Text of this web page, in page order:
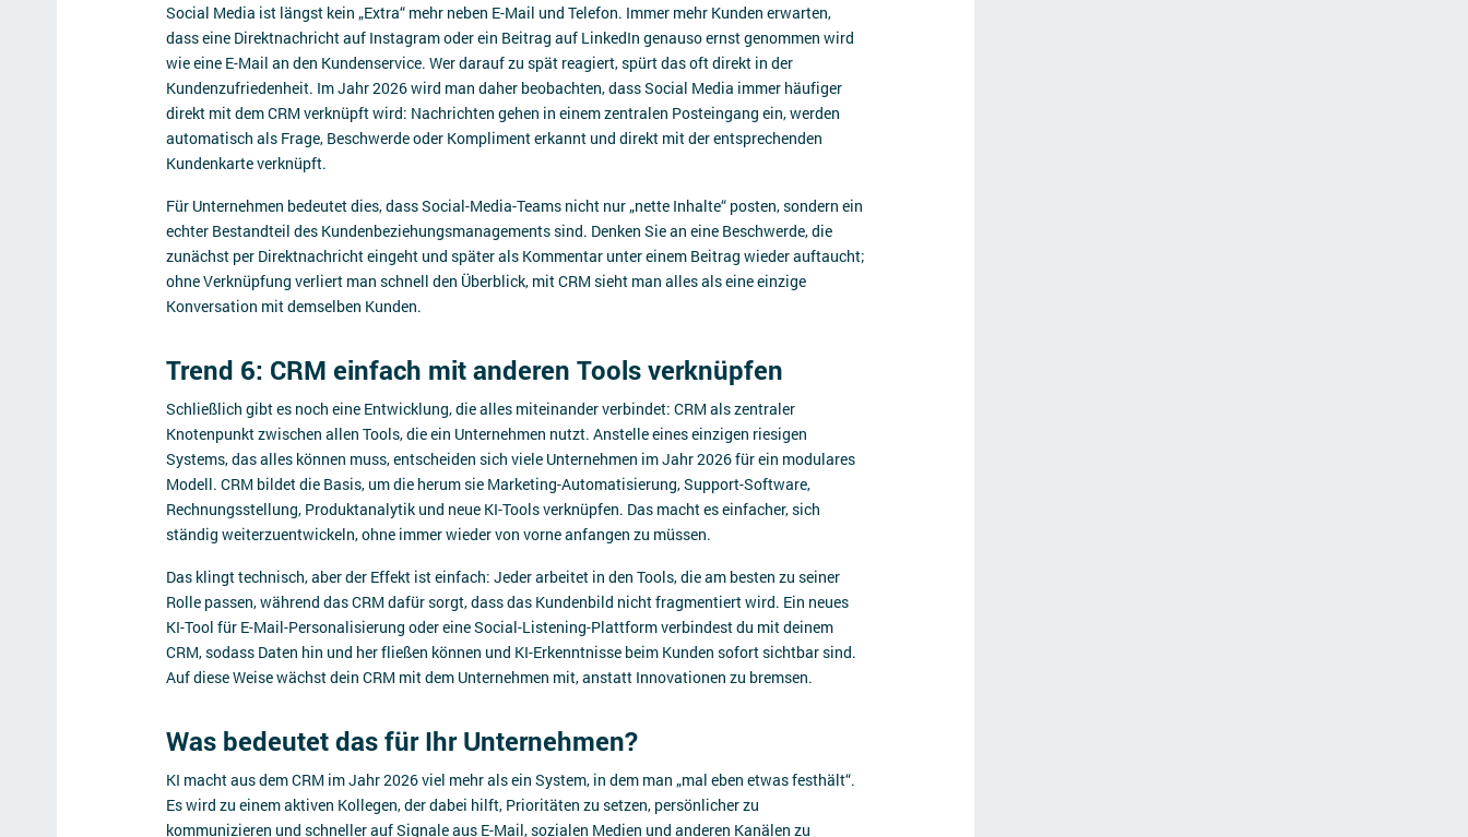
Social Media ist längst kein „Extra“ mehr neben E-Mail und Telefon. Immer mehr Kunden erwarten,
dass eine Direktnachricht auf Instagram oder ein Beitrag auf LinkedIn genauso ernst genommen wird
wie eine E-Mail an den Kundenservice. Wer darauf zu spät reagiert, spürt das oft direkt in der
Kundenzufriedenheit. Im Jahr 2026 wird man daher beobachten, dass Social Media immer häufiger
direkt mit dem CRM verknüpft wird: Nachrichten gehen in einem zentralen Posteingang ein, werden
automatisch als Frage, Beschwerde oder Kompliment erkannt und direkt mit der entsprechenden
Kundenkarte verknüpft.
Für Unternehmen bedeutet dies, dass Social-Media-Teams nicht nur „nette Inhalte“ posten, sondern ein
echter Bestandteil des Kundenbeziehungsmanagements sind. Denken Sie an eine Beschwerde, die
zunächst per Direktnachricht eingeht und später als Kommentar unter einem Beitrag wieder auftaucht;
ohne Verknüpfung verliert man schnell den Überblick, mit CRM sieht man alles als eine einzige
Konversation mit demselben Kunden.
Trend 6: CRM einfach mit anderen Tools verknüpfen
Schließlich gibt es noch eine Entwicklung, die alles miteinander verbindet: CRM als zentraler
Knotenpunkt zwischen allen Tools, die ein Unternehmen nutzt. Anstelle eines einzigen riesigen
Systems, das alles können muss, entscheiden sich viele Unternehmen im Jahr 2026 für ein modulares
Modell. CRM bildet die Basis, um die herum sie Marketing-Automatisierung, Support-Software,
Rechnungsstellung, Produktanalytik und neue KI-Tools verknüpfen. Das macht es einfacher, sich
ständig weiterzuentwickeln, ohne immer wieder von vorne anfangen zu müssen.
Das klingt technisch, aber der Effekt ist einfach: Jeder arbeitet in den Tools, die am besten zu seiner
Rolle passen, während das CRM dafür sorgt, dass das Kundenbild nicht fragmentiert wird. Ein neues
KI-Tool für E-Mail-Personalisierung oder eine Social-Listening-Plattform verbindest du mit deinem
CRM, sodass Daten hin und her fließen können und KI-Erkenntnisse beim Kunden sofort sichtbar sind.
Auf diese Weise wächst dein CRM mit dem Unternehmen mit, anstatt Innovationen zu bremsen.
Was bedeutet das für Ihr Unternehmen?
KI macht aus dem CRM im Jahr 2026 viel mehr als ein System, in dem man „mal eben etwas festhält“.
Es wird zu einem aktiven Kollegen, der dabei hilft, Prioritäten zu setzen, persönlicher zu
kommunizieren und schneller auf Signale aus E-Mail, sozialen Medien und anderen Kanälen zu